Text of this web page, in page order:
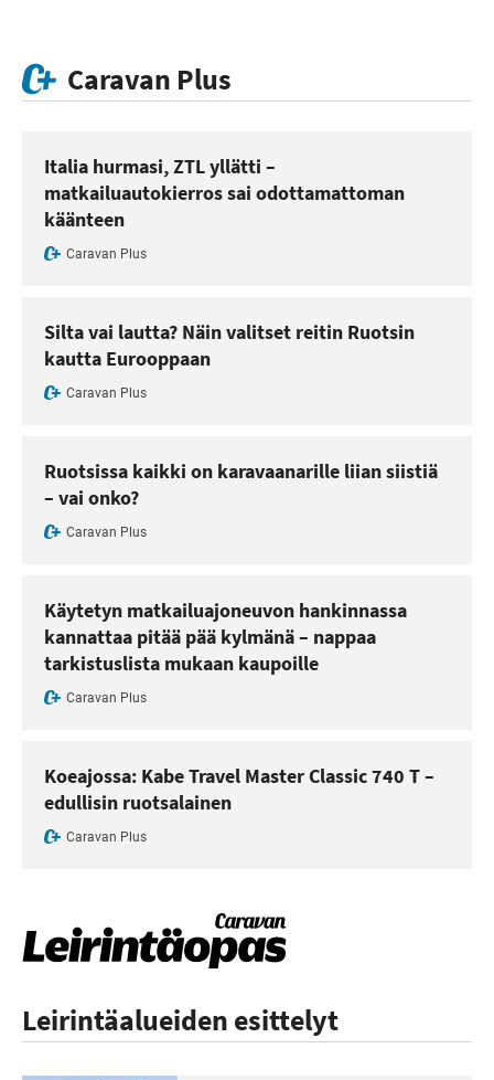
Caravan Plus
Italia hurmasi, ZTL yllätti –
matkailuautokierros sai odottamattoman
käänteen
Caravan Plus
Silta vai lautta? Näin valitset reitin Ruotsin
kautta Eurooppaan
Caravan Plus
Ruotsissa kaikki on karavaanarille liian siistiä
– vai onko?
Caravan Plus
Käytetyn matkailuajoneuvon hankinnassa
kannattaa pitää pää kylmänä – nappaa
tarkistuslista mukaan kaupoille
Caravan Plus
Koeajossa: Kabe Travel Master Classic 740 T –
edullisin ruotsalainen
Caravan Plus
Leirintäalueiden esittelyt